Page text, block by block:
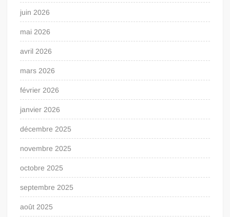
juin 2026
mai 2026
avril 2026
mars 2026
février 2026
janvier 2026
décembre 2025
novembre 2025
octobre 2025
septembre 2025
août 2025